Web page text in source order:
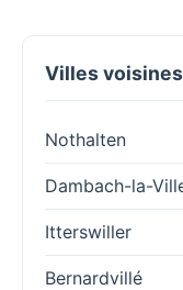
Villes voisines
Nothalten
Dambach-la-
Itterswiller
Bernardvillé